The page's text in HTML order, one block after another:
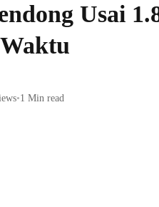
Usai
•1 Min read